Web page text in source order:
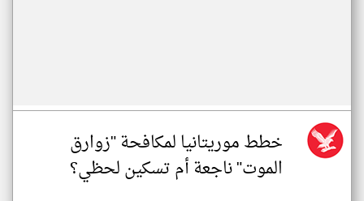
خطط موريتانيا لمكافحة "زوارق
الموت" ناجعة أم تسكين لحظي؟